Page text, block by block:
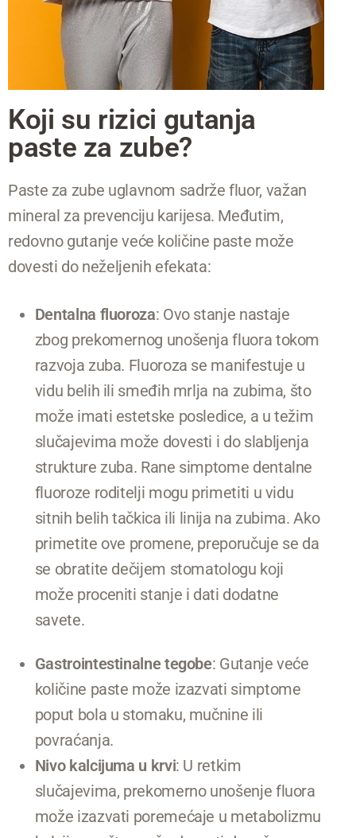
Koji su rizici gutanja
paste za zube?
Paste za zube uglavnom sadrže fluor, važan
mineral za prevenciju karijesa. Međutim,
redovno gutanje veće količine paste može
dovesti do neželjenih efekata:
Dentalna fluoroza: Ovo stanje nastaje
zbog prekomernog unošenja fluora tokom
razvoja zuba. Fluoroza se manifestuje u
vidu belih ili smeđih mrlja na zubima, što
može imati estetske posledice, a u težim
slučajevima može dovesti i do slabljenja
strukture zuba. Rane simptome dentalne
fluoroze roditelji mogu primetiti u vidu
sitnih belih tačkica ili linija na zubima. Ako
primetite ove promene, preporučuje se da
se obratite dečijem stomatologu koji
može proceniti stanje i dati dodatne
savete.
Gastrointestinalne tegobe: Gutanje veće
količine paste može izazvati simptome
poput bola u stomaku, mučnine ili
povraćanja.
Nivo kalcijuma u krvi: U retkim
slučajevima, prekomerno unošenje fluora
može izazvati poremećaje u metabolizmu